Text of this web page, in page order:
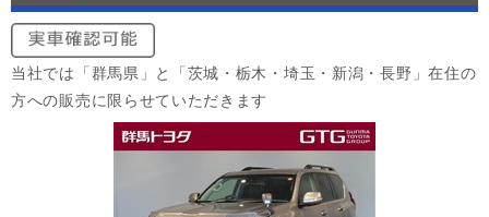
当社では「群馬県」と「茨城・栃木・埼玉・新潟・長野」在住の
方への販売に限らせていただきます